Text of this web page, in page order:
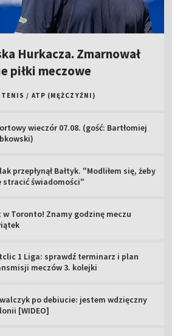
Hurkacza. Zmarnował
piłki meczowe
TENIS / ATP (MĘŻCZYŹNI)
wieczór 07.08. (gość: Bartłomiej
przepłynął Bałtyk. "Modliłem się, żeby
stracić świadomości"
w Toronto! Znamy godzinę meczu
1 Liga: sprawdź terminarz i plan
meczów 3. kolejki
po debiucie: jestem wdzięczny
[WIDEO]